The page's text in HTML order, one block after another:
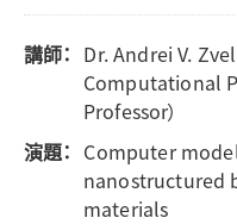
講師： Dr. Andrei V.
Computational
Professor）
演題： Computer
nanostructured
materials